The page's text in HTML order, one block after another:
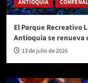
ANTIOQUIA
El Parque Recreativo
Antioquia se renueva
13 de julio de 2026